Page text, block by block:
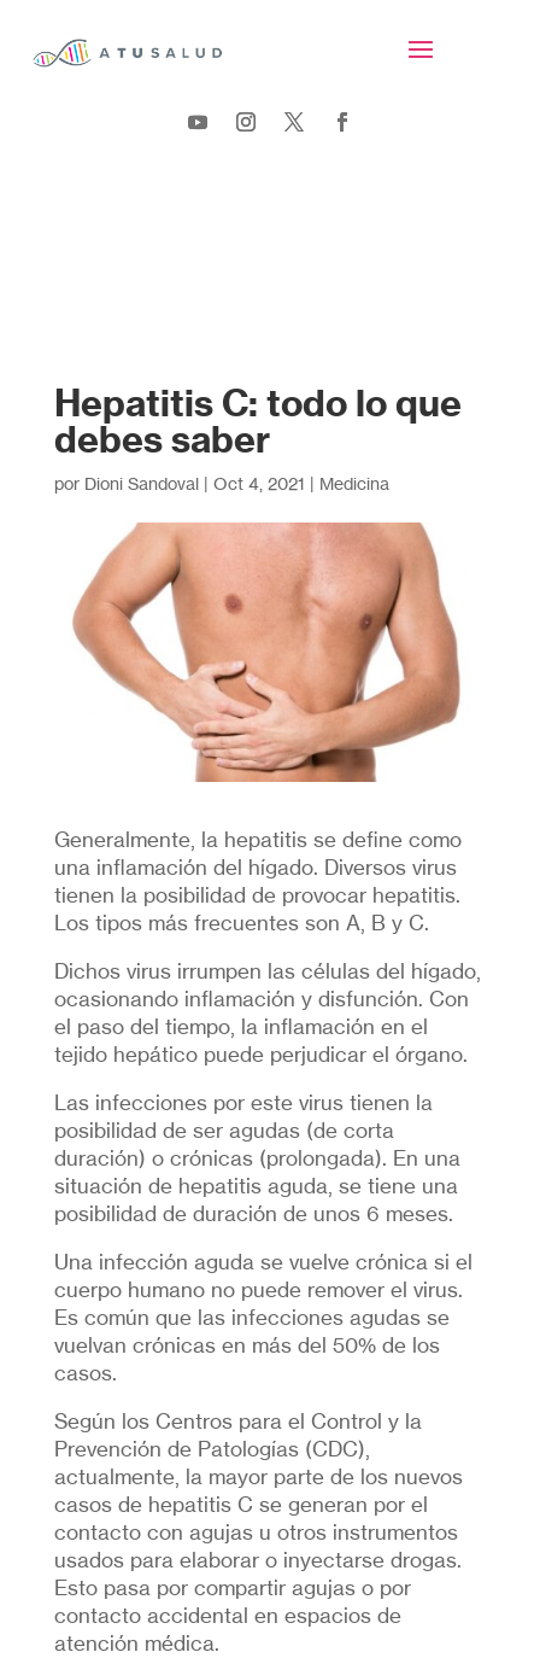
Hepatitis C: todo lo que
debes saber
por Dioni Sandoval| Oct 4, 2021 | Medicina
Generalmente, la hepatitis se define como
una inflamación del hígado. Diversos virus
tienen la posibilidad de provocar hepatitis.
Los tipos más frecuentes son A, B y C.
Dichos virus irrumpen las células del hígado,
ocasionando inflamación y disfunción. Con
el paso del tiempo, la inflamación en el
tejido hepático puede perjudicar el órgano.
Las infecciones por este virus tienen la
posibilidad de ser agudas (de corta
duración) o crónicas (prolongada). En una
situación de hepatitis aguda, se tiene una
posibilidad de duración de unos 6 meses.
Una infección aguda se vuelve crónica si el
cuerpo humano no puede remover el virus.
Es común que las infecciones agudas se
vuelvan crónicas en más del 50% de los
casos.
Según los Centros para el Control y la
Prevención de Patologías (CDC),
actualmente, la mayor parte de los nuevos
casos de hepatitis C se generan por el
contacto con agujas u otros instrumentos
usados para elaborar o inyectarse drogas.
Esto pasa por compartir agujas o por
contacto accidental en espacios de
atención médica.